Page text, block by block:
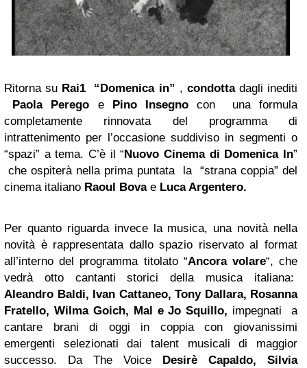
Ritorna su Rai1 “Domenica in” , condottadagli inediti
Paola Perego e Pino Insegno con una formula
completamente rinnovata del programma di
intrattenimento per l’occasione suddiviso in segmenti o
“spazi” a tema. C’è il “Nuovo Cinema di Domenica In”
che ospiterà nella prima puntata la “strana coppia” del
cinema italiano Raoul Bovae Luca Argentero.
Per quanto riguarda invece la musica, una novità nella
novità è rappresentata dallo spazio riservato al format
all’interno del programma titolato “Ancora volare“, che
vedrà otto cantanti storici della musica italiana:
Aleandro Baldi, Ivan Cattaneo, Tony Dallara, Rosanna
Fratello, Wilma Goich, Mal e Jo Squillo, impegnati a
cantare brani di oggi in coppia con giovanissimi
emergenti selezionati dai talent musicali di maggior
successo. Da The Voice Desirè Capaldo, Silvia